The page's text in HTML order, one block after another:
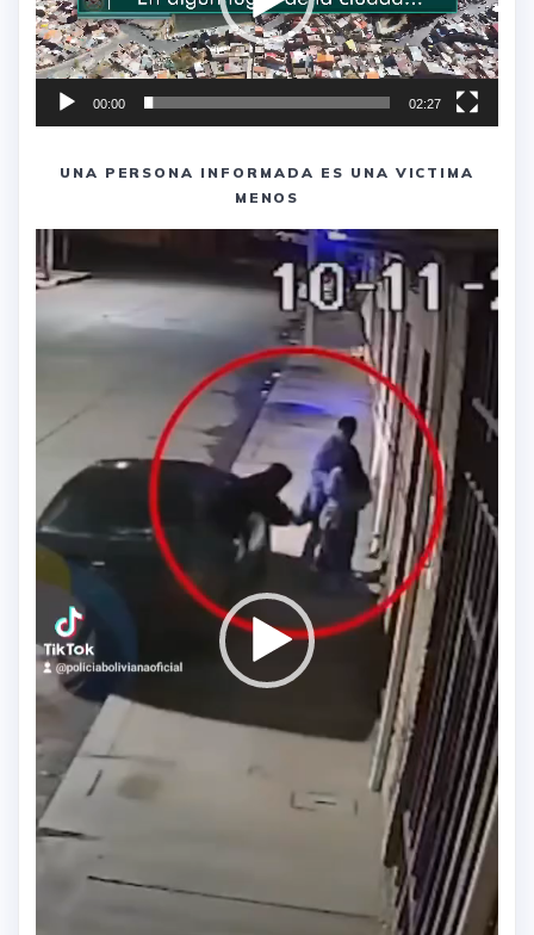
00:00 02:27
UNA PERSONA INFORMADA ES UNA VICTIMA
MENOS
Reproductor
de
vídeo